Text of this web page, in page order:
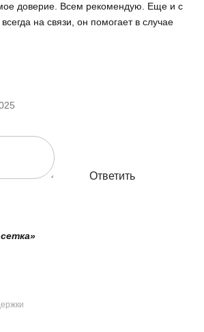
доверие. Всем рекомендую. Еще и с
на связи, он помогает в случае
Ответить